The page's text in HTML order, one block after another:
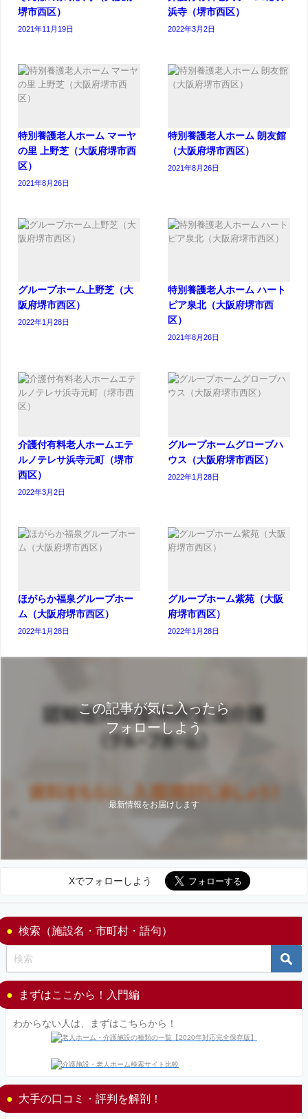
堺市西区）
2021年11月19日
浜寺（堺市西区）
2022年3月2日
特別養護老人ホーム マーヤ
の里 上野芝（大阪府堺市西
区）
2021年8月26日
特別養護老人ホーム 朗友館
（大阪府堺市西区）
2021年8月26日
グループホーム上野芝（大
阪府堺市西区）
2022年1月28日
特別養護老人ホーム ハート
ピア泉北（大阪府堺市西
区）
2021年8月26日
介護付有料老人ホームエテ
ルノテレサ浜寺元町（堺市
西区）
2022年3月2日
グループホームグローブハ
ウス（大阪府堺市西区）
2022年1月28日
ほがらか福泉グループホー
ム（大阪府堺市西区）
2022年1月28日
グループホーム紫苑（大阪
府堺市西区）
2022年1月28日
この記事が気に入ったら
フォローしよう
最新情報をお届けします
Xでフォローしよう
検索（施設名・市町村・語句）
まずはここから！入門編
わからない人は、まずはこちらから！
大手の口コミ・評判を解剖！